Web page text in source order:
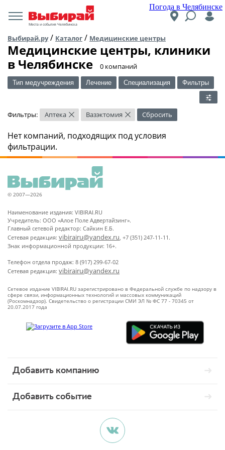
Погода в Челябинске
Места и события Челябинска
Выбирай.ру/ Каталог / Медицинские центры
Медицинские центры, клиники
в Челябинске
​0 компаний
Тип медучреждения Лечение Специализация Фильтры
Фильтры: Аптека × Вазэктомия × Сбросить
Нет компаний, подходящих под условия
фильтрации.
© 2007—2026
Наименование издания: VIBIRAI.RU
Учредитель: ООО «Алое Поле Адвертайзинг».
Главный сетевой редактор: Сайкин Е.Б.
Сетевая редакция: vibirairu@yandex.ru, +7 (351) 247-11-11.
Знак информационной продукции: 16+.
Телефон отдела продаж: 8 (917) 299-67-02
Сетевая редакция: vibirairu@yandex.ru
Сетевое издание VIBIRAI.RU зарегистрировано в Федеральной службе по надзору в
сфере связи, информационных технологий и массовых коммуникаций
(Роскомнадзор). Свидетельство о регистрации СМИ ЭЛ № ФС 77 - 70345 от
20.07.2017 года
Добавить компанию
Добавить событие